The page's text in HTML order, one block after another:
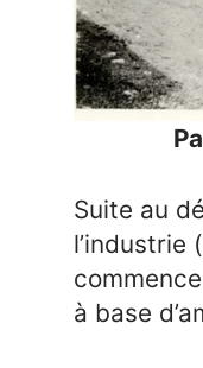
Suite au
l’industrie
à base